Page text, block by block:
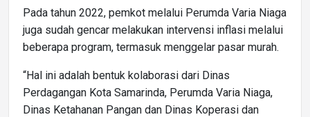
Pada tahun 2022, pemkot melalui Perumda Varia Niaga
juga sudah gencar melakukan intervensi inflasi melalui
beberapa program, termasuk menggelar pasar murah.
“Hal ini adalah bentuk kolaborasi dari Dinas
Perdagangan Kota Samarinda, Perumda Varia Niaga,
Dinas Ketahanan Pangan dan Dinas Koperasi dan